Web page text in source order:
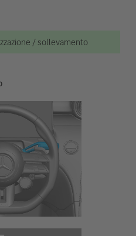
/ sollevamento